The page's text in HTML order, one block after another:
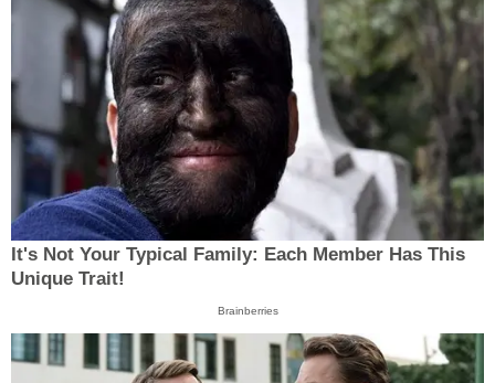
It's Not Your Typical Family: Each Member Has This
Unique Trait!
Brainberries